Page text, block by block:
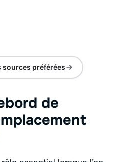
sources préférées
de